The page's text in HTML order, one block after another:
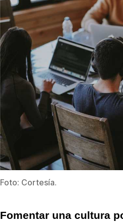
Foto: Cortesía.
Fomentar una cultura